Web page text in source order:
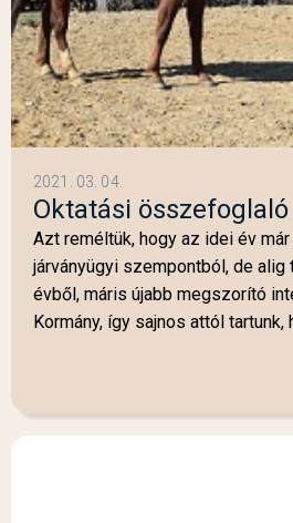
2021. 03. 04.
Oktatási összefoglaló
Azt reméltük, hogy az idei év
járványügyi szempontból, de alig
évből, máris újabb megszorító
Kormány, így sajnos attól tartunk,